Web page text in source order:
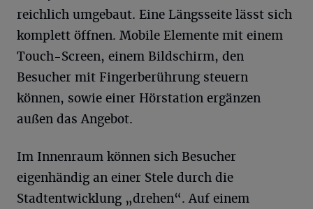
reichlich umgebaut. Eine Längsseite lässt sich
komplett öffnen. Mobile Elemente mit einem
Touch-Screen, einem Bildschirm, den
Besucher mit Fingerberührung steuern
können, sowie einer Hörstation ergänzen
außen das Angebot.
Im Innenraum können sich Besucher
eigenhändig an einer Stele durch die
Stadtentwicklung „drehen“. Auf einem